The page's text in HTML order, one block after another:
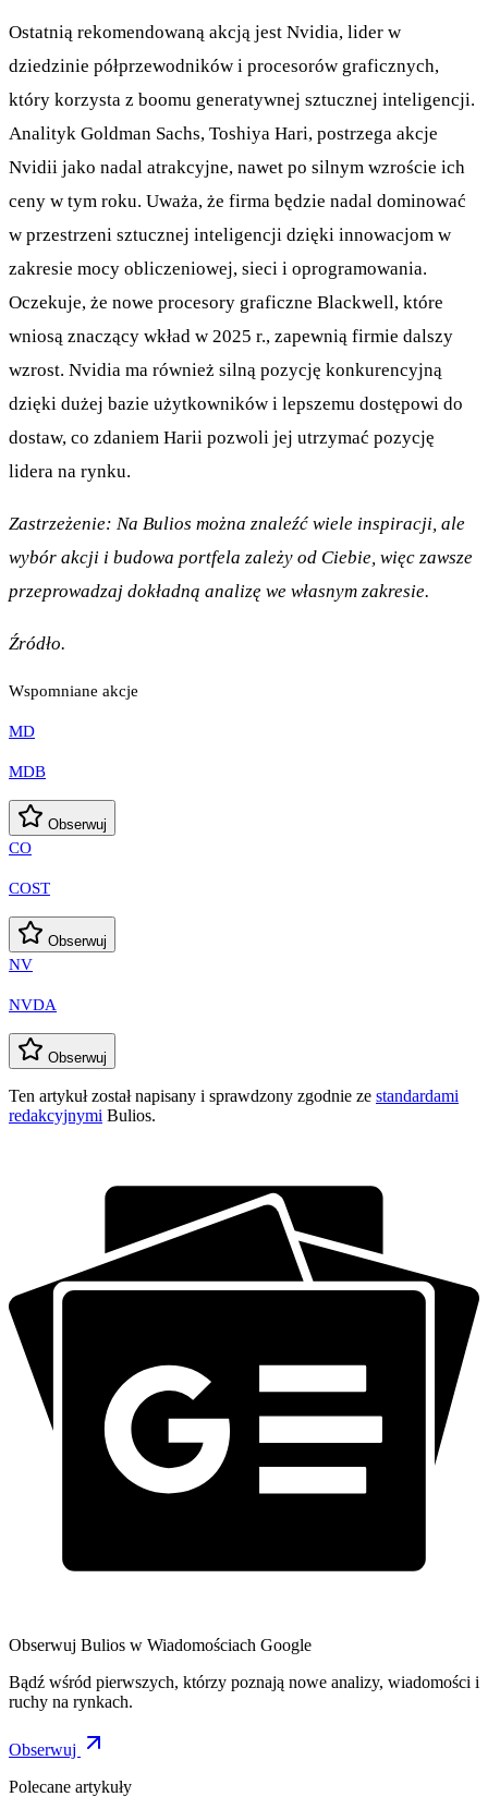
Ostatnią rekomendowaną akcją jest Nvidia, lider w
dziedzinie półprzewodników i procesorów graficznych,
który korzysta z boomu generatywnej sztucznej inteligencji.
Analityk Goldman Sachs, Toshiya Hari, postrzega akcje
Nvidii jako nadal atrakcyjne, nawet po silnym wzroście ich
ceny w tym roku. Uważa, że firma będzie nadal dominować
w przestrzeni sztucznej inteligencji dzięki innowacjom w
zakresie mocy obliczeniowej, sieci i oprogramowania.
Oczekuje, że nowe procesory graficzne Blackwell, które
wniosą znaczący wkład w 2025 r., zapewnią firmie dalszy
wzrost. Nvidia ma również silną pozycję konkurencyjną
dzięki dużej bazie użytkowników i lepszemu dostępowi do
dostaw, co zdaniem Harii pozwoli jej utrzymać pozycję
lidera na rynku.
Zastrzeżenie: Na Bulios można znaleźć wiele inspiracji, ale
wybór akcji i budowa portfela zależy od Ciebie, więc zawsze
przeprowadzaj dokładną analizę we własnym zakresie.
Źródło.
Wspomniane akcje
MD
MDB
Obserwuj
CO
COST
Obserwuj
NV
NVDA
Obserwuj
Ten artykuł został napisany i sprawdzony zgodnie ze standardami
redakcyjnymi Bulios.
Obserwuj Bulios w Wiadomościach Google
Bądź wśród pierwszych, którzy poznają nowe analizy, wiadomości i
ruchy na rynkach.
Obserwuj
Polecane artykuły